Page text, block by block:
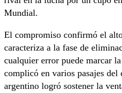
Mundial.
El compromiso confirmó el
caracteriza a la fase de
cualquier error puede marcar
complicó en varios pasajes del
argentino logró sostener la